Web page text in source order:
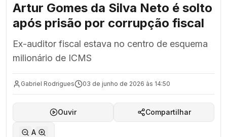
Artur Gomes da Silva Neto é solto
após prisão por corrupção fiscal
Ex-auditor fiscal estava no centro de esquema
milionário de ICMS
Gabriel Rodrigues 03 de junho de 2026 às 14:50
Ouvir Compartilhar
A